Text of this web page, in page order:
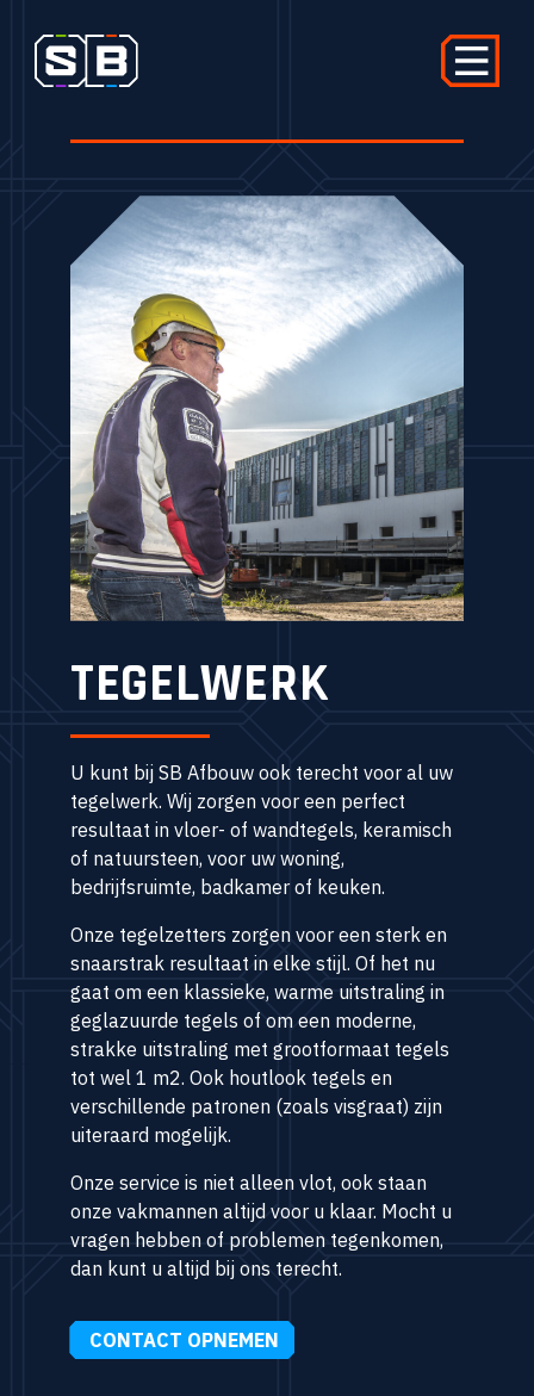
TEGELWERK
U kunt bij SB Afbouw ook terecht voor al uw
tegelwerk. Wij zorgen voor een perfect
resultaat in vloer- of wandtegels, keramisch
of natuursteen, voor uw woning,
bedrijfsruimte, badkamer of keuken.
Onze tegelzetters zorgen voor een sterk en
snaarstrak resultaat in elke stijl. Of het nu
gaat om een klassieke, warme uitstraling in
geglazuurde tegels of om een moderne,
strakke uitstraling met grootformaat tegels
tot wel 1 m2. Ook houtlook tegels en
verschillende patronen (zoals visgraat) zijn
uiteraard mogelijk.
Onze service is niet alleen vlot, ook staan
onze vakmannen altijd voor u klaar. Mocht u
vragen hebben of problemen tegenkomen,
dan kunt u altijd bij ons terecht.
CONTACT OPNEMEN